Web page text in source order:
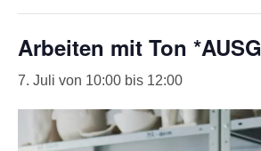
Arbeiten mit Ton
7. Juli von 10:00 bis 12:00